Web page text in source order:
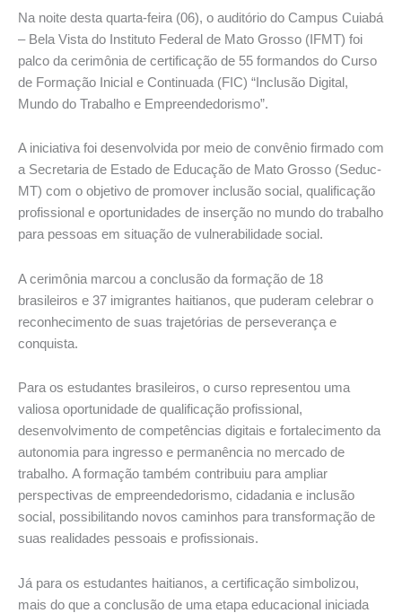
Na noite desta quarta-feira (06), o auditório do Campus Cuiabá
– Bela Vista do Instituto Federal de Mato Grosso (IFMT) foi
palco da cerimônia de certificação de 55 formandos do Curso
de Formação Inicial e Continuada (FIC) “Inclusão Digital,
Mundo do Trabalho e Empreendedorismo”.
A iniciativa foi desenvolvida por meio de convênio firmado com
a Secretaria de Estado de Educação de Mato Grosso (Seduc-
MT) com o objetivo de promover inclusão social, qualificação
profissional e oportunidades de inserção no mundo do trabalho
para pessoas em situação de vulnerabilidade social.
A cerimônia marcou a conclusão da formação de 18
brasileiros e 37 imigrantes haitianos, que puderam celebrar o
reconhecimento de suas trajetórias de perseverança e
conquista.
Para os estudantes brasileiros, o curso representou uma
valiosa oportunidade de qualificação profissional,
desenvolvimento de competências digitais e fortalecimento da
autonomia para ingresso e permanência no mercado de
trabalho. A formação também contribuiu para ampliar
perspectivas de empreendedorismo, cidadania e inclusão
social, possibilitando novos caminhos para transformação de
suas realidades pessoais e profissionais.
Já para os estudantes haitianos, a certificação simbolizou,
mais do que a conclusão de uma etapa educacional iniciada